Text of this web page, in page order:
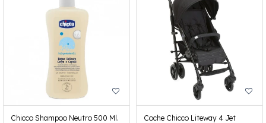
Chicco Shampoo Neutro 500 Ml.
Coche Chicco Liteway 4 Jet